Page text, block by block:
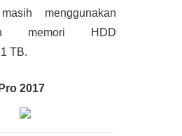
menggunakan
memori HDD
TB.
2017